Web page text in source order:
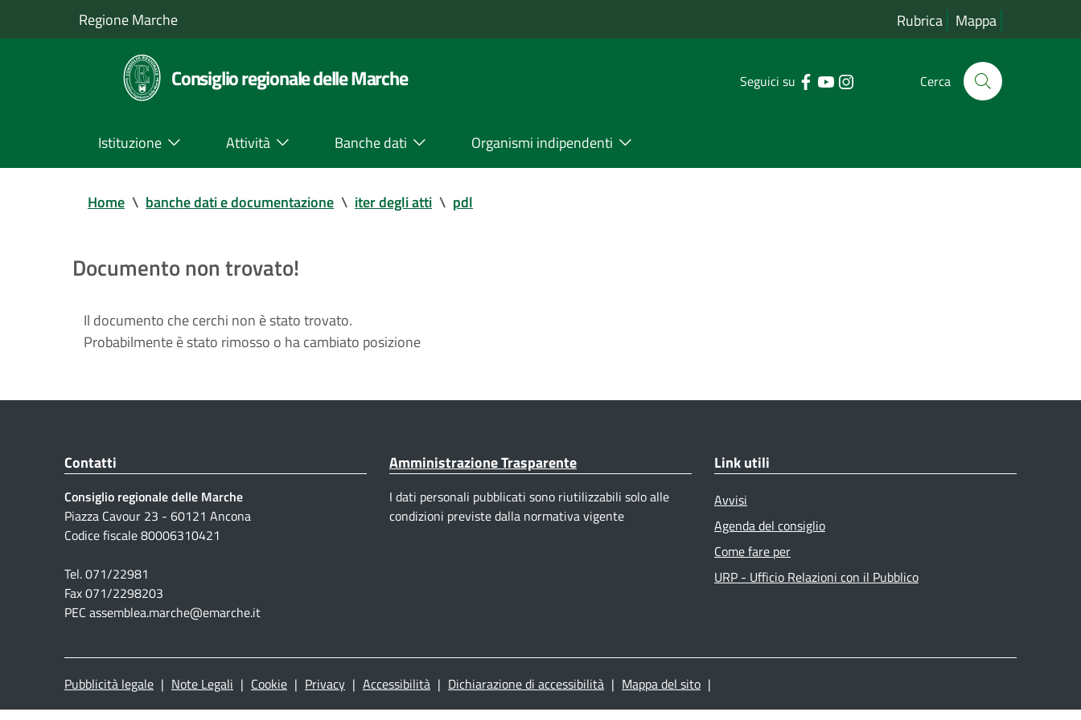
Regione Marche Rubrica Mappa
Consiglio regionale delle Marche Seguici su Cerca
Istituzione Attività Banche dati Organismi indipendenti
Home \ banche dati e documentazione \ iter degli atti \ pdl
Documento non trovato!
Il documento che cerchi non è stato trovato.
Probabilmente è stato rimosso o ha cambiato posizione
Contatti
Consiglio regionale delle Marche
Piazza Cavour 23 - 60121 Ancona
Codice fiscale 80006310421
Tel. 071/22981
Fax 071/2298203
PEC assemblea.marche@emarche.it
Amministrazione Trasparente
I dati personali pubblicati sono riutilizzabili solo alle
condizioni previste dalla normativa vigente
Link utili
Avvisi
Agenda del consiglio
Come fare per
URP - Ufficio Relazioni con il Pubblico
Pubblicità legale | Note Legali | Cookie | Privacy | Accessibilità | Dichiarazione di accessibilità | Mappa del sito |